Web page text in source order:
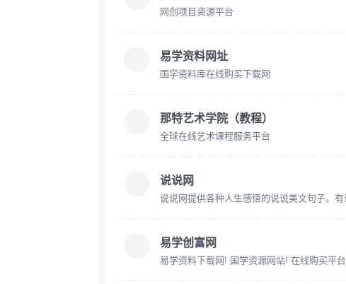
网创项目资源平台
易学资料网址
国学资料库在线购买下载网
那特艺术学院（教程）
全球在线艺术课程服务平台
说说网
易学创富网
易学资料下载网! 国学资源网站! 在线购买平台